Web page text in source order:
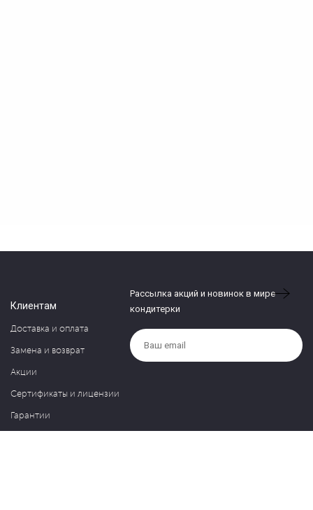
Клиентам
Доставка и оплата
Замена и возврат
Акции
Сертификаты и лицензии
Гарантии
Рассылка акций и новинок в мире
кондитерки